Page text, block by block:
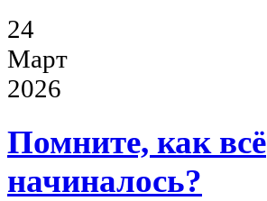
24
Март
2026
Помните, как всё
начиналось?